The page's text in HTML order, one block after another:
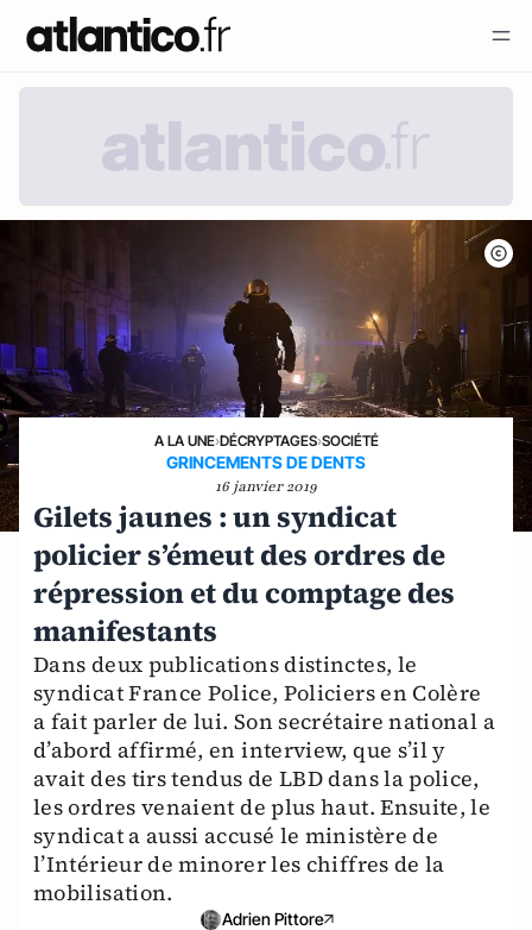
A LA UNE›DÉCRYPTAGES›SOCIÉTÉ
GRINCEMENTS DE DENTS
16 janvier 2019
Gilets jaunes : un syndicat
policier s’émeut des ordres de
répression et du comptage des
manifestants
Dans deux publications distinctes, le
syndicat France Police, Policiers en Colère
a fait parler de lui. Son secrétaire national a
d’abord affirmé, en interview, que s’il y
avait des tirs tendus de LBD dans la police,
les ordres venaient de plus haut. Ensuite, le
syndicat a aussi accusé le ministère de
l’Intérieur de minorer les chiffres de la
mobilisation.
Adrien Pittore